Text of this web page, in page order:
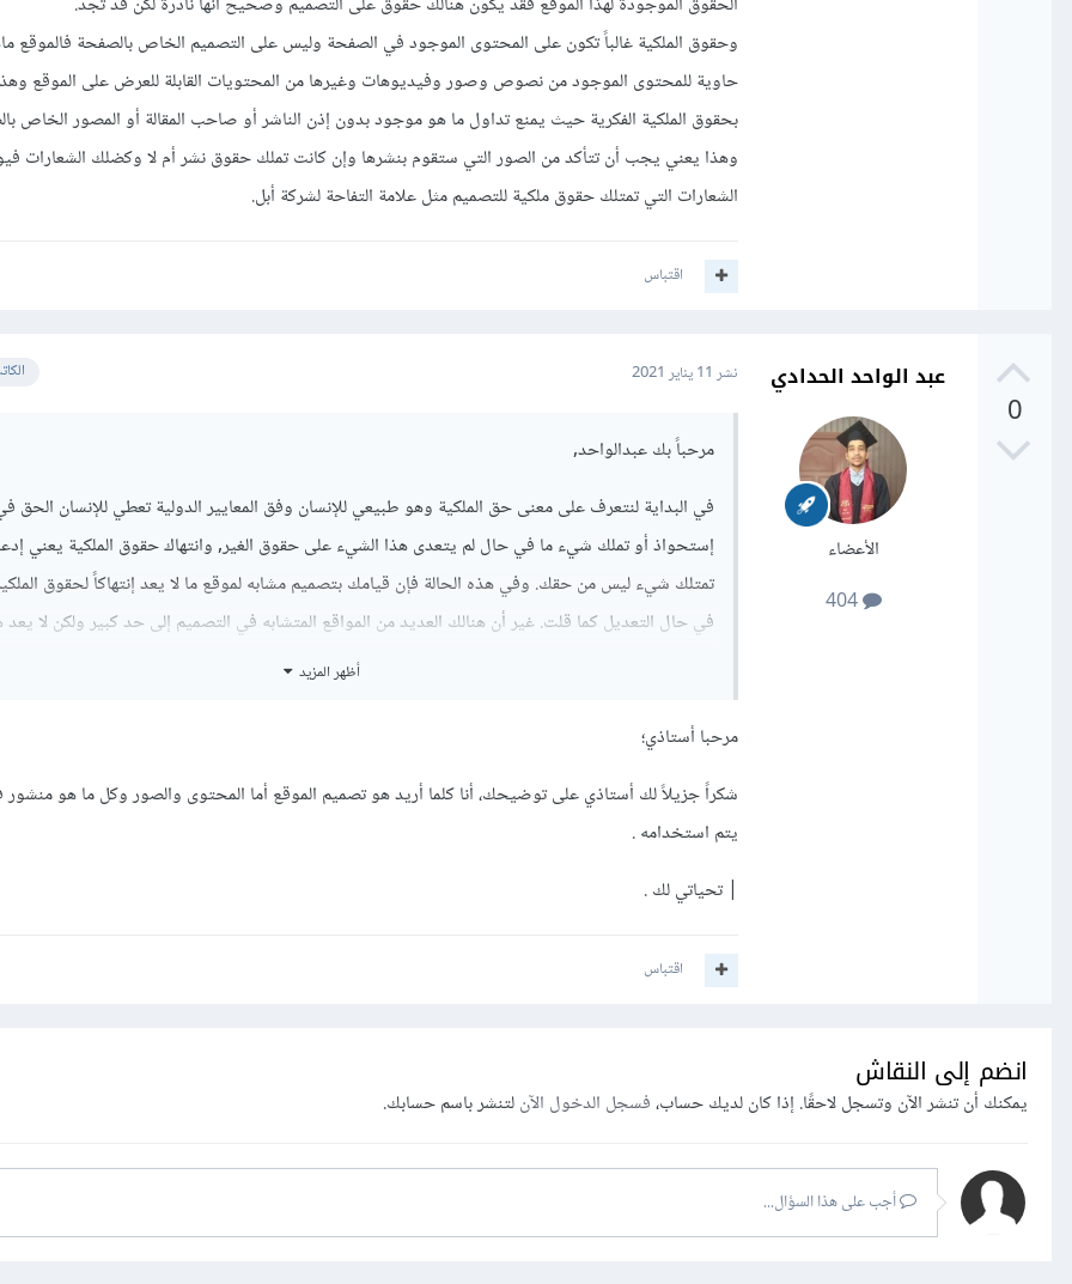
وحقوق الملكية غالباً تكون على المحتوى الموجود في الصفحة وليس على التصميم الخاص بالصفحة فالموقع
حاوية للمحتوى الموجود من نصوص وصور وفيديوهات وغيرها من المحتويات القابلة للعرض على الموقع
بحقوق الملكية الفكرية حيث يمنع تداول ما هو موجود بدون إذن الناشر أو صاحب المقالة أو المصور الخاص
وهذا يعني يجب أن تتأكد من الصور التي ستقوم بنشرها وإن كانت تملك حقوق نشر أم لا وكضلك الشعارات
الشعارات التي تمتلك حقوق ملكية للتصميم مثل علامة التفاحة لشركة أبل.
اقتباس
0
عبد الواحد الحدادي
الأعضاء
404
نشر 11 يناير 2021
مرحباً بك عبدالواحد,
في البداية لنتعرف على معنى حق الملكية وهو طبيعي للإنسان وفق المعايير الدولية تعطي للإنسان الحق
إستحواذ أو تملك شيء ما في حال لم يتعدى هذا الشيء على حقوق الغير, وانتهاك حقوق الملكية يعني
تمتلك شيء ليس من حقك. وفي هذه الحالة فإن قيامك بتصميم مشابه لموقع ما لا يعد إنتهاكاً لحقوق
في حال التعديل كما قلت. غير أن هنالك العديد من المواقع المتشابه في التصميم إلى حد كبير ولكن لا يعد
للحقوق. لكن يجب التأكد من الحقوق الموجودة لهذا الموقع فقد يكون هنالك حقوق على التصميم وصحيح
وحقوق الملكية غالباً تكون على المحتوى الموجود في الصفحة وليس على التصميم الخاص بالصفحة فالموقع
حاوية للمحتوى الموجود من نصوص وصور وفيديوهات وغيرها من المحتويات القابلة للعرض على الموقع
يسمى بحقوق الملكية الفكرية حيث يمنع تداول ما هو موجود بدون إذن الناشر أو صاحب المقالة أو المصور
الشعارات فيوجد بعض الشعارات التي تمتلك حقوق ملكية للتصميم مثل علامة التفاحة لشركة أبل.
أظهر المزيد
مرحبا أستاذي؛
شكراً جزيلاً لك أستاذي على توضيحك، أنا كلما أريد هو تصميم الموقع أما المحتوى والصور وكل ما هو منشور
يتم استخدامه .
| تحياتي لك .
اقتباس
انضم إلى النقاش
يمكنك أن تنشر الآن وتسجل لاحقًا. إذا كان لديك حساب،فسجل الدخول الآنلتنشر باسم حسابك.
أجب على هذا السؤال...